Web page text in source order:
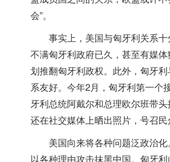
会”。
事实上， 美国与匈牙利关系十
不满匈牙利政府已久，甚至有媒体
划推翻匈牙利政权。此外，匈牙
系友好。今年2月，匈牙利第一个
牙利总统阿戴尔和总理欧尔班带头
还在社交媒体上晒出照片，号召民
美国向来将各种问题泛政治
以各种理由攻击抹黑中国。匈牙